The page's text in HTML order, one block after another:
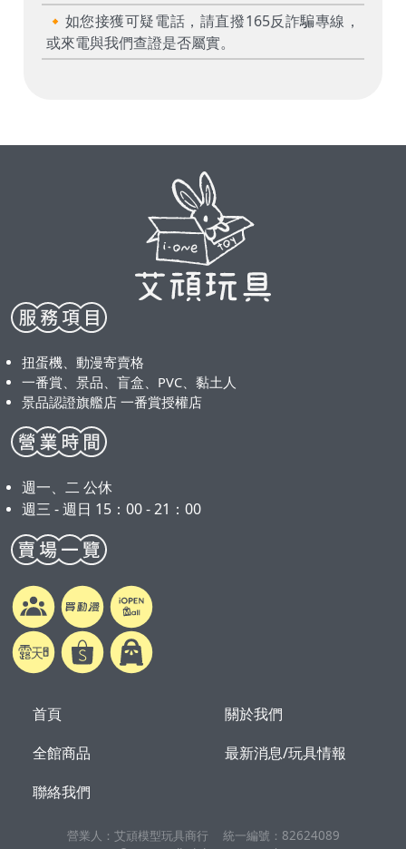
🔸如您接獲可疑電話，請直撥165反詐騙專線，
或來電與我們查證是否屬實。
扭蛋機、動漫寄賣格
一番賞、景品、盲盒、PVC、黏土人
景品認證旗艦店 一番賞授權店
週一、二 公休
週三 - 週日 15：00 - 21：00
首頁
關於我們
全館商品
最新消息/玩具情報
聯絡我們
營業人： 艾頑模型玩具商行 統一編號： 82624089